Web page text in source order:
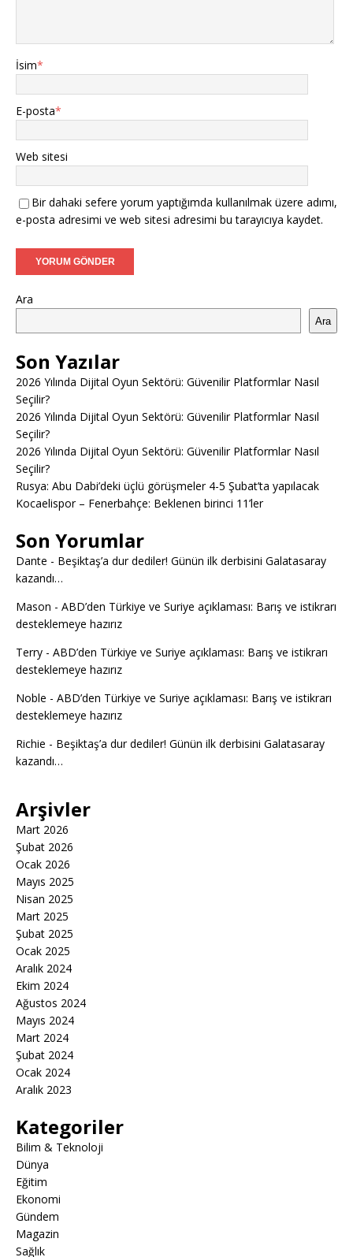
İsim*
E-posta*
Web sitesi
Bir dahaki sefere yorum yaptığımda kullanılmak üzere adımı,
e-posta adresimi ve web sitesi adresimi bu tarayıcıya kaydet.
Ara
Ara
Son Yazılar
2026 Yılında Dijital Oyun Sektörü: Güvenilir Platformlar Nasıl
Seçilir?
2026 Yılında Dijital Oyun Sektörü: Güvenilir Platformlar Nasıl
Seçilir?
2026 Yılında Dijital Oyun Sektörü: Güvenilir Platformlar Nasıl
Seçilir?
Rusya: Abu Dabi’deki üçlü görüşmeler 4-5 Şubat’ta yapılacak
Kocaelispor – Fenerbahçe: Beklenen birinci 11’ler
Son Yorumlar
Dante - Beşiktaş’a dur dediler! Günün ilk derbisini Galatasaray
kazandı…
Mason - ABD’den Türkiye ve Suriye açıklaması: Barış ve istikrarı
desteklemeye hazırız
Terry - ABD’den Türkiye ve Suriye açıklaması: Barış ve istikrarı
desteklemeye hazırız
Noble - ABD’den Türkiye ve Suriye açıklaması: Barış ve istikrarı
desteklemeye hazırız
Richie - Beşiktaş’a dur dediler! Günün ilk derbisini Galatasaray
kazandı…
Arşivler
Mart 2026
Şubat 2026
Ocak 2026
Mayıs 2025
Nisan 2025
Mart 2025
Şubat 2025
Ocak 2025
Aralık 2024
Ekim 2024
Ağustos 2024
Mayıs 2024
Mart 2024
Şubat 2024
Ocak 2024
Aralık 2023
Kategoriler
Bilim & Teknoloji
Dünya
Eğitim
Ekonomi
Gündem
Magazin
Sağlık